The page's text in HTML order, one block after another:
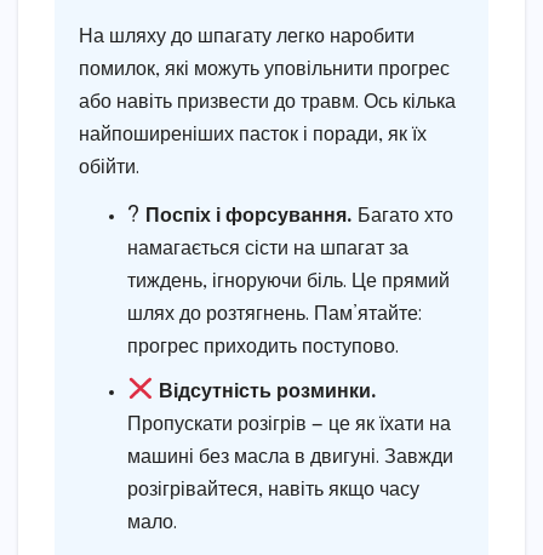
На шляху до шпагату легко наробити
помилок, які можуть уповільнити прогрес
або навіть призвести до травм. Ось кілька
найпоширеніших пасток і поради, як їх
обійти.
? Поспіх і форсування. Багато хто
намагається сісти на шпагат за
тиждень, ігноруючи біль. Це прямий
шлях до розтягнень. Пам’ятайте:
прогрес приходить поступово.
Відсутність розминки.
Пропускати розігрів — це як їхати на
машині без масла в двигуні. Завжди
розігрівайтеся, навіть якщо часу
мало.